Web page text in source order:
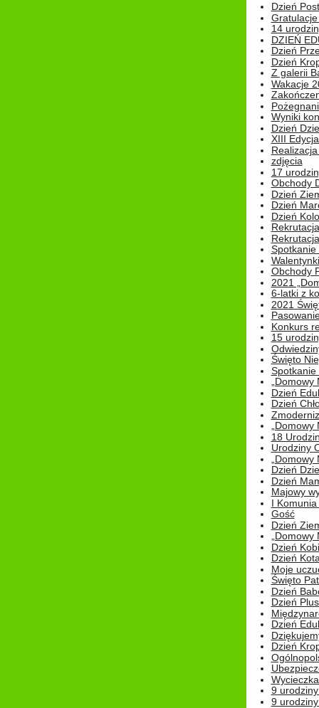
Dzień
14
DZIEŃ
Dzień
Dzień
Z galerii
Wakacje
Wyniki
Dzień
XIII
zdjęcia
17
Obchody
Dzień
Dzień
Dzień
Rekrutacja
Spotkanie
Obchody
2021
6-latki z
2021
Konkurs
15
Święto
Spotkanie
Dzień
Dzień
18
Urodziny
Dzień
Dzień
Majowy
I
Gość
Dzień
Dzień
Dzień
Moje
Święto
Dzień
Dzień
Dzień
Dzień
9
9